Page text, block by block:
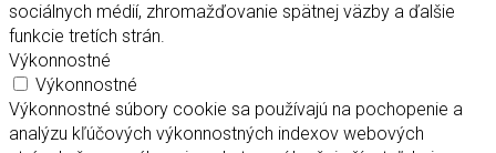
sociálnych médií, zhromažďovanie spätnej väzby a ďalšie
funkcie tretích strán.
Výkonnostné
Výkonnostné
Výkonnostné súbory cookie sa používajú na pochopenie a
analýzu kľúčových výkonnostných indexov webových